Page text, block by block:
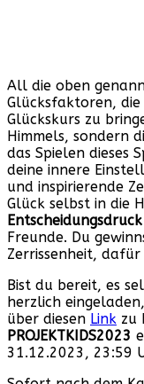
All die oben
Glücksfaktoren,
Glückskurs zu
Himmels, sondern
das Spielen dieses
deine innere
und inspirierende
Glück selbst in die
Entscheidungsdruck
Freunde. Du
Zerrissenheit,
Bist du bereit, es
herzlich
über diesen Link zu
PROJEKTKIDS2023
31.12.2023, 23:59